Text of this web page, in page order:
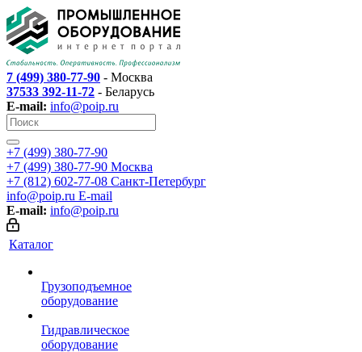
7 (499) 380-77-90 - Москва
37533 392-11-72 - Беларусь
E-mail: info@poip.ru
+7 (499) 380-77-90
+7 (499) 380-77-90 Москва
+7 (812) 602-77-08 Санкт-Петербург
info@poip.ru E-mail
E-mail: info@poip.ru
Каталог
Грузоподъемное
оборудование
Гидравлическое
оборудование